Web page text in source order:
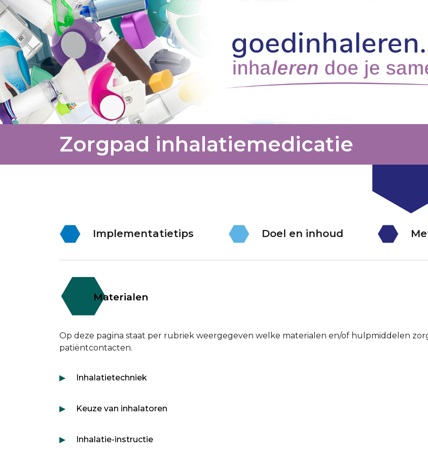
Zorgpad inhalatiemedicatie
Implementatietips Doel en inhoud
Materialen
Op deze pagina staat per rubriek weergegeven welke materialen en/of hulpmiddelen
patiëntcontacten.
Inhalatietechniek
Keuze van inhalatoren
Inhalatie-instructie